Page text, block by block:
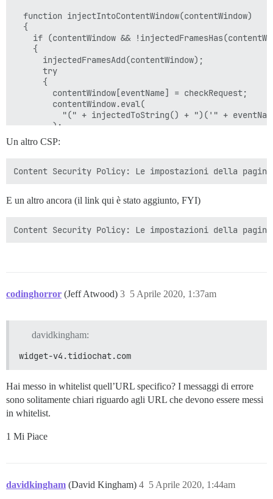
  function injectIntoContentWindow(contentWindow)
  {
if (contentWindow &&
    {
      injectedFramesAdd(contentWindow);
      try
      {
        contentWindow[eventName] = checkRequest;
        contentWindow.eval(
"(" + injectedToString() + ")('" +
        );
        delete contentWindow[eventName];
      }
    }
for (let element of [HTMLFrameElement,
let contentDocumentDesc =
      element.prototype, "contentDocument"
// Apparentemente in
      continue;
let getContentDocument =
let getContentWindow =
      contentWindowDesc.get
    );
    contentWindowDesc.get = function()
      return contentWindow;
    };
Un altro CSP:
E un altro ancora (il link qui è stato aggiunto, FYI)
codinghorror (Jeff Atwood) 5 Aprile 2020, 1:37am
3
davidkingham:
widget-v4.tidiochat.com
Hai messo in whitelist quell’URL specifico? I messaggi di errore
sono solitamente chiari riguardo agli URL che devono essere messi
in whitelist.
1 Mi Piace
davidkingham (David Kingham) 5 Aprile 2020, 1:44am
4